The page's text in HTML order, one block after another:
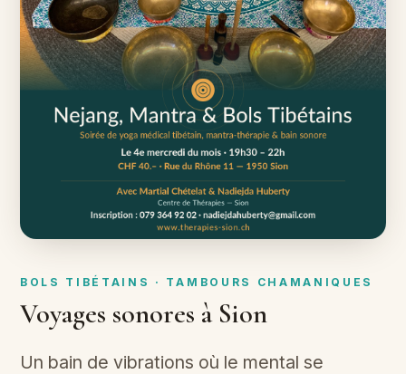
BOLS TIBÉTAINS · TAMBOURS CHAMANIQUES
Voyages sonores à Sion
Un bain de vibrations où le mental se